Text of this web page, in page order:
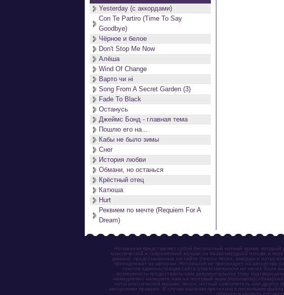
Yesterday (с аккордами)
Con Te Partiro (Time To Say
Goodbye)
Чёрное и белое
Don't Stop Me Now
Алёша
Wind Of Change
Варто чи нi
Song From A Secret Garden (3)
Fade To Black
Останусь
Джеймс Бонд - главная тема
Пошлю его на...
Кабы не было зимы
Снег
История любви
Обмани, но останься
Крёстный отец
Катюша
Hurt
Реквием по мечте (Requiem For A
Dream)
Нотомания представляет собой бесплатный нотный архив,
классической и современной музыки на безвозмездной основе в
данные, представленные на сайте (тексты песен, аккорды и ноты)
принадлежат их авторам. Нотомания не претендует на авторство
текстов администрация сайта ответственности не несет.
возможность предоставить нам документальное тому
немедленно напишите нам на почтовый ящик
ноты классической музыки, песен, нотный самоучитель или
авторскими правами. В случае наличия претензии к нескольким
обязуется удалить